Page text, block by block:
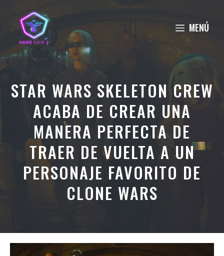
contenido
MENÚ
STAR WARS SKELETON CREW
ACABA DE CREAR UNA
MANERA PERFECTA DE
TRAER DE VUELTA A UN
PERSONAJE FAVORITO DE
CLONE WARS